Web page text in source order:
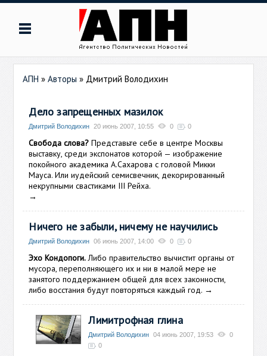
АПН »Авторы » Дмитрий Володихин
Дело запрещенных мазилок
Дмитрий Володихин 20 июнь 2007, 10:55 0 0
Свобода слова? Представьте себе в центре Москвы
выставку, среди экспонатов которой — изображение
покойного академика А.Сахарова с головой Микки
Мауса. Или иудейский семисвечник, декорированный
некрупными свастиками III Рейха.
→
Ничего не забыли, ничему не научились
Дмитрий Володихин 06 июнь 2007, 14:00 0 0
Эхо Кондопоги.Либо правительство вычистит органы от
мусора, переполняющего их и ни в малой мере не
занятого поддержанием общей для всех законности,
либо восстания будут повторяться каждый год. →
Лимитрофная глина
Дмитрий Володихин 04 июнь 2007, 19:53
0
0